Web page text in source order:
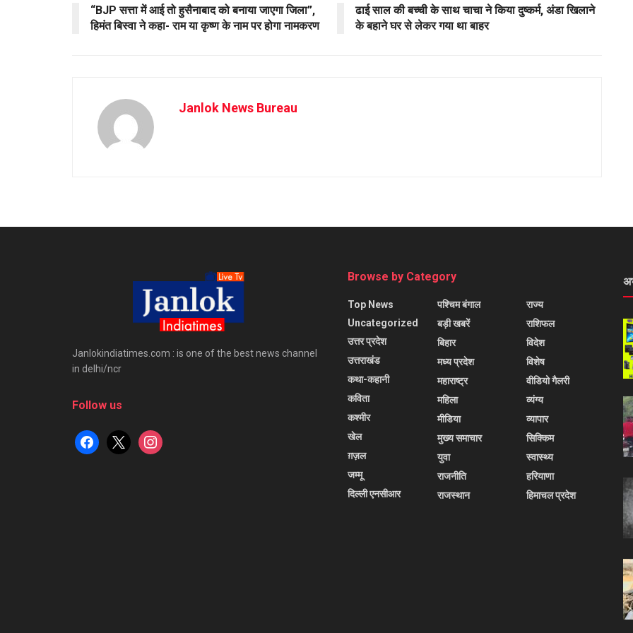
“BJP सत्ता में आई तो हुसैनाबाद को बनाया जाएगा जिला”,
हिमंत बिस्वा ने कहा- राम या कृष्ण के नाम पर होगा नामकरण
ढाई साल की बच्ची के साथ चाचा ने किया दुष्कर्म, अंडा खिलाने
के बहाने घर से लेकर गया था बाहर
Janlok News Bureau
Janlokindiatimes.com : is one of the best news channel
in delhi/ncr
Follow us
facebook
x instagram
Browse by Category
Top News
Uncategorized
उत्तर प्रदेश
उत्तराखंड
कथा-कहानी
कविता
कश्मीर
खेल
ग़ज़ल
जम्मू
दिल्ली एनसीआर
पश्चिम बंगाल
बड़ी खबरें
बिहार
मध्य प्रदेश
महाराष्ट्र
महिला
मीडिया
मुख्य समाचार
युवा
राजनीति
राजस्थान
राज्य
राशिफल
विदेश
विशेष
वीडियो गैलरी
व्यंग्य
व्यापार
सिक्किम
स्वास्थ्य
हरियाणा
हिमाचल प्रदेश